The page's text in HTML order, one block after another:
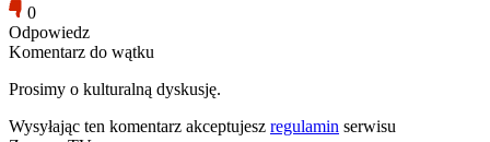
0
Odpowiedz
Komentarz do wątku
Prosimy o kulturalną dyskusję.
Wysyłając ten komentarz akceptujesz regulamin serwisu